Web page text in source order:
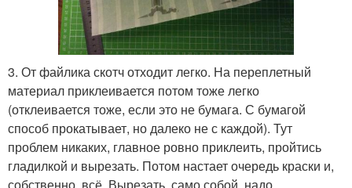
3. От файлика скотч отходит легко. На переплетный
материал приклеивается потом тоже легко
(отклеивается тоже, если это не бумага. С бумагой
способ прокатывает, но далеко не с каждой). Тут
проблем никаких, главное ровно приклеить, пройтись
гладилкой и вырезать. Потом настает очередь краски и,
собственно, всё. Вырезать, само собой, надо